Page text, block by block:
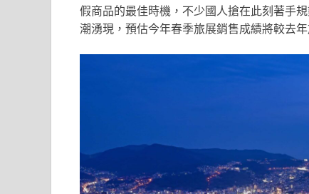
假商品的最佳時機，不少國人搶在此刻著手
潮湧現，預估今年春季旅展銷售成績將較去